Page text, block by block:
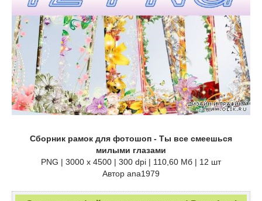
Сборник рамок для фотошоп - Ты все смеешься
милыми глазами
PNG | 3000 х 4500 | 300 dpi | 110,60 Мб | 12 шт
Автор ana1979